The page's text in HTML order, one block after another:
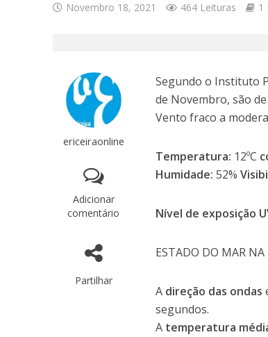
Novembro 18, 2021 464 Leituras 1
ericeiraonline
Adicionar
comentário
Partilhar
Segundo o Instituto
de Novembro, são
Vento fraco a
Temperatura: 12ºC
Humidade: 52%
Nível de exposição
ESTADO DO MAR NA
A direção das ondas
segundos.
A temperatura